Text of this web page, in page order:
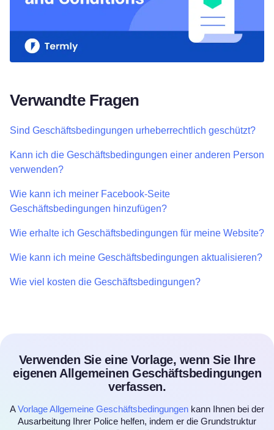
Verwandte Fragen
Sind Geschäftsbedingungen urheberrechtlich geschützt?
Kann ich die Geschäftsbedingungen einer anderen Person
verwenden?
Wie kann ich meiner Facebook-Seite
Geschäftsbedingungen hinzufügen?
Wie erhalte ich Geschäftsbedingungen für meine Website?
Wie kann ich meine Geschäftsbedingungen aktualisieren?
Wie viel kosten die Geschäftsbedingungen?
Verwenden Sie eine Vorlage, wenn Sie Ihre
eigenen Allgemeinen Geschäftsbedingungen
verfassen.
AVorlage Allgemeine Geschäftsbedingungen kann Ihnen bei der
Ausarbeitung Ihrer Police helfen, indem er die Grundstruktur